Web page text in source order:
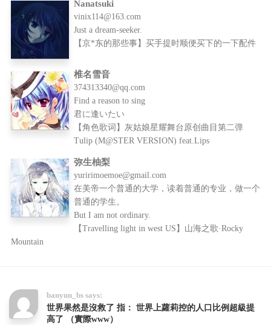
Nanatsuki
vinix114@163.com
Just a dream-seeker.
【京*东的那些事】买手提时顺便买下的一下配件
椎名雪音
374313340@qq.com
Find a reason to sing
君に逢いたい
【角色歌词】灰姑娘星耀舞台原创曲目第二弹
Tulip (M@STER VERSION) feat.Lips
弥生柚梨
yuririmoemoe@gmail.com
在美帝一个普通的大学，读着普通的专业，做一个
普通的学生。
But I am not ordinary.
【Travelling light in west US】山海之歌·Rocky
Mountain
banyun_bs says:
世界果然是沒救了 指： 世界上蘿莉控的人口比例超級提
高了 （實際www）